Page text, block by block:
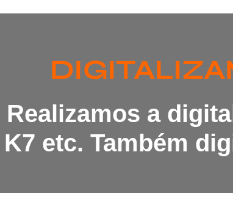
Realizamos a
K7 etc. Também